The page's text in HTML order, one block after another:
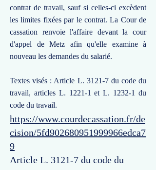
contrat de travail, sauf si celles-ci excèdent
les limites fixées par le contrat. La Cour de
cassation renvoie l'affaire devant la cour
d'appel de Metz afin qu'elle examine à
nouveau les demandes du salarié.
Textes visés : Article L. 3121-7 du code du
travail, articles L. 1221-1 et L. 1232-1 du
code du travail.
https://www.courdecassation.fr/de
cision/5fd902680951999966edca7
9
Article L. 3121-7 du code du